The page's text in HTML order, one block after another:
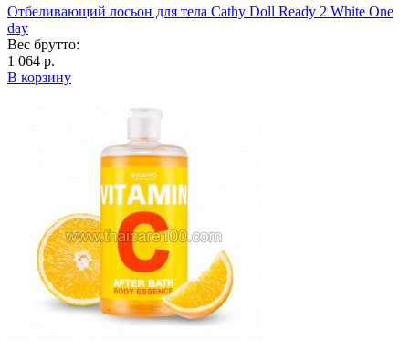
Отбеливающий лосьон для тела Cathy Doll Ready 2 White One
day
Вес брутто:
1 064 р.
В корзину